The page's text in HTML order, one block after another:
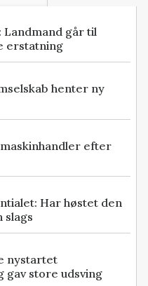
går til
erstatning
henter ny
efter
Har høstet den
slags
nystartet
gav store udsving